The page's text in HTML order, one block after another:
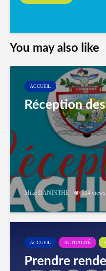
You may also like
ACCUEIL
Réception
Mike DANINTHE 514 views
ACCUEIL ACTUALITÉ
Prendre